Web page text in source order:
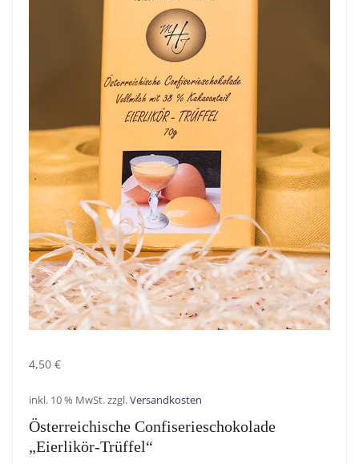
4,50 €
inkl. 10 % MwSt.zzgl.Versandkosten
Österreichische Confiserieschokolade
„Eierlikör-Trüffel“